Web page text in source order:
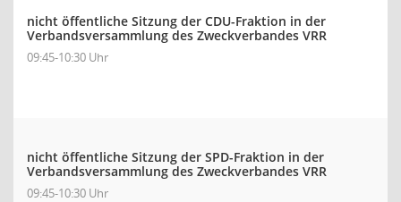
nicht öffentliche Sitzung der CDU-Fraktion in der
Verbandsversammlung des Zweckverbandes VRR
09:45-10:30 Uhr
nicht öffentliche Sitzung der SPD-Fraktion in der
Verbandsversammlung des Zweckverbandes VRR
09:45-10:30 Uhr